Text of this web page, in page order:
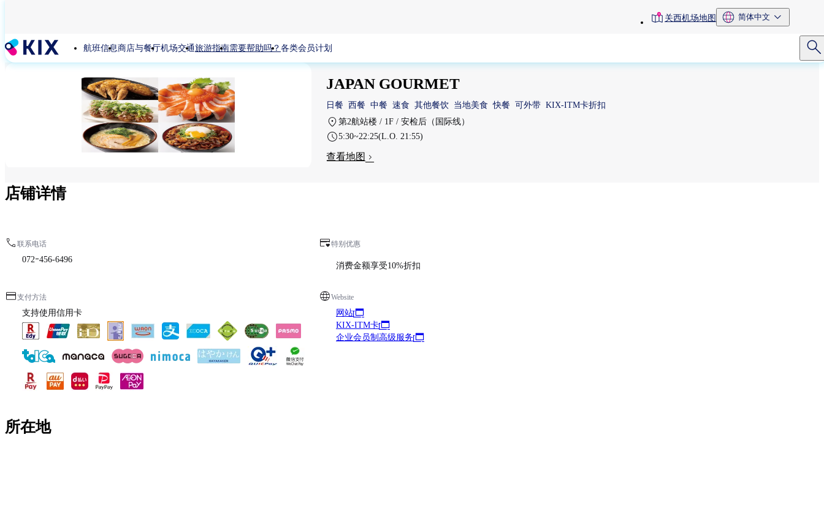
到
主
要
toolbar关西机场地图 简体中文
航班信息商店与餐厅机场交通旅游指南需要帮助吗？ 各类会员计划
JAPAN GOURMET
日餐 西餐 中餐 速食 其他餐饮 当地美食 快餐 可外带 KIX-ITM卡折扣
第2航站楼 / 1F / 安检后（国际线）
5:30~22:25(L.O. 21:55)
查看地图
店铺详情
联系电话
072ｰ456-6496
特别优惠
消费金额享受10%折扣
支付方法
支持使用信用卡
Website
网站
KIX-ITM卡
企业会员制高级服务
所在地